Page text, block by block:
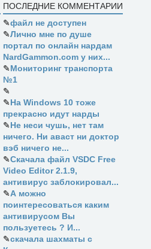
ПОСЛЕДНИЕ КОММЕНТАРИИ
✎файл не доступен
✎Лично мне по душе
портал по онлайн нардам
NardGammon.com у них...
✎Мониторинг транспорта
№1
✎
✎На Windows 10 тоже
прекрасно идут нарды
✎Не неси чушь, нет там
ничего. Ни аваст ни доктор
вэб ничего не...
✎Скачала файл VSDC Free
Video Editor 2.1.9,
антивирус заблокировал...
✎А можно
поинтересоваться каким
антивирусом Вы
пользуетесь ? И...
✎скачала шахматы с